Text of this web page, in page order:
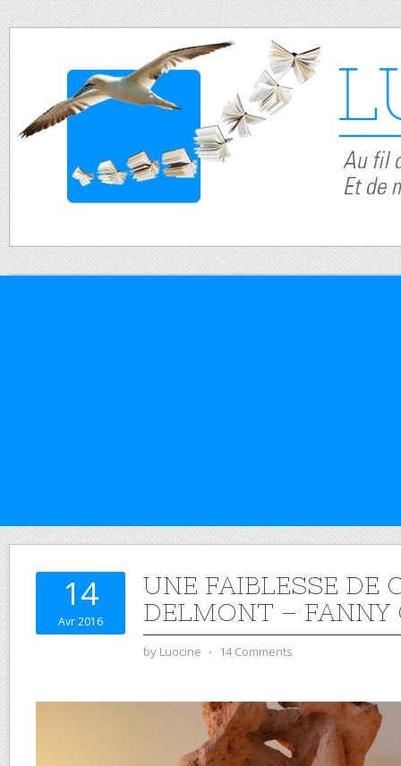
14
Avr 2016
UNE FAIBLESSE DE
DELMONT – FANNY
by Luocine ⋅ 14 Comments